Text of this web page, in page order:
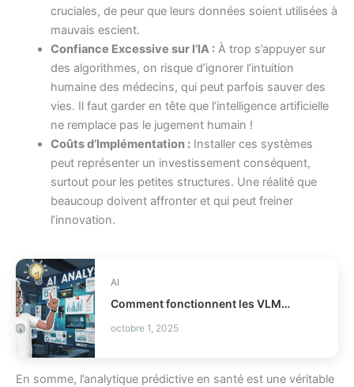
cruciales, de peur que leurs données soient utilisées à
mauvais escient.
Confiance Excessive sur l’IA :À trop s’appuyer sur
des algorithmes, on risque d’ignorer l’intuition
humaine des médecins, qui peut parfois sauver des
vies. Il faut garder en tête que l’intelligence artificielle
ne remplace pas le jugement humain !
Coûts d’Implémentation :Installer ces systèmes
peut représenter un investissement conséquent,
surtout pour les petites structures. Une réalité que
beaucoup doivent affronter et qui peut freiner
l’innovation.
AI
Comment fonctionnent les VLMs modernes en IA ?
octobre 1, 2025
En somme, l’analytique prédictive en santé est une véritable